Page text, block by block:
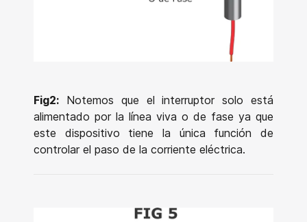
Fig2: Notemos que el interruptor solo está
alimentado por la línea viva o de fase ya que
este dispositivo tiene la única función de
controlar el paso de la corriente eléctrica.